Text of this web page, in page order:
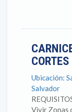
Ubicación:
Salvador
Vivir Zonas